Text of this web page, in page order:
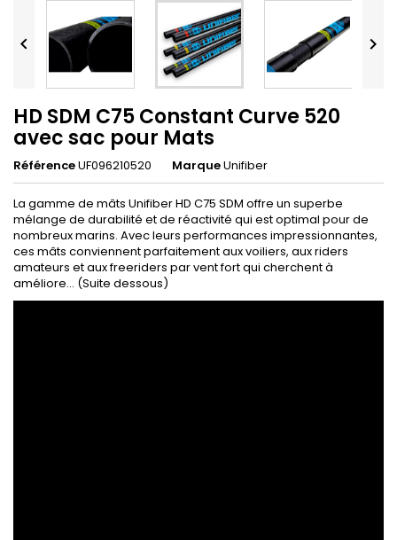
 
HD SDM C75 Constant Curve 520
avec sac pour Mats
RéférenceUF096210520 MarqueUnifiber
La gamme de mâts Unifiber HD C75 SDM offre un superbe
mélange de durabilité et de réactivité qui est optimal pour de
nombreux marins. Avec leurs performances impressionnantes,
ces mâts conviennent parfaitement aux voiliers, aux riders
amateurs et aux freeriders par vent fort qui cherchent à
améliore... (Suite dessous)